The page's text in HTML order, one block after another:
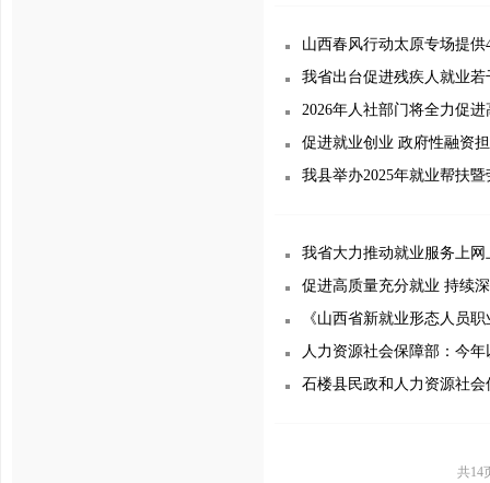
山西春风行动太原专场提供
我省出台促进残疾人就业若
2026年人社部门将全力促
促进就业创业 政府性融资
我县举办2025年就业帮扶
我省大力推动就业服务上网
促进高质量充分就业 持续
《山西省新就业形态人员
人力资源社会保障部：今
石楼县民政和人力资源社
共14